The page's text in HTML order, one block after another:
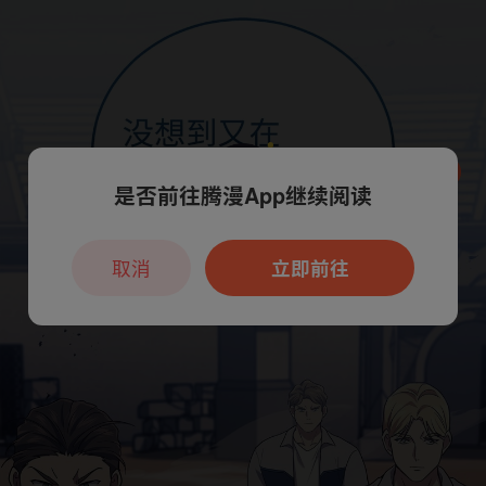
本章节仅支持App阅读，可打开App新用
户7天免费看
是否前往腾漫App继续阅读
立即前往
取消